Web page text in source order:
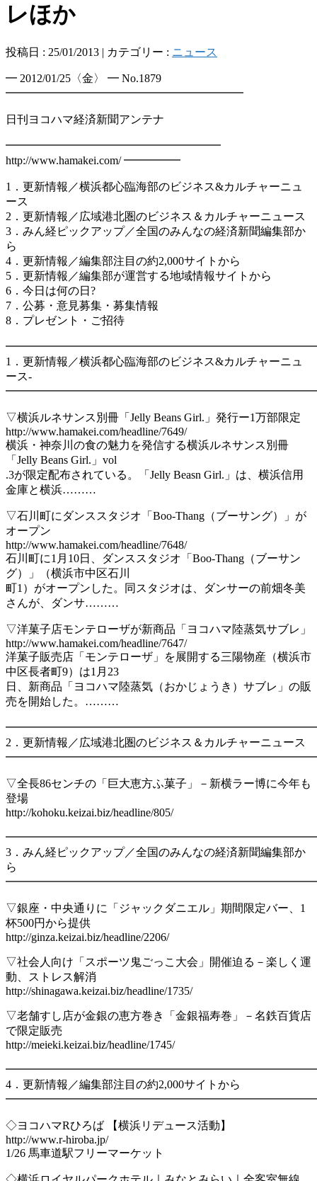
レほか
投稿日 : 25/01/2013 | カテゴリー : ニュース
━ 2012/01/25〈金〉 ━ No.1879
━━━━━━━━━━━━━━━━━━━━━
日刊ヨコハマ経済新聞アンテナ
━━━━━━━━━━━━━━━━━━━
http://www.hamakei.com/ ━━━━━
1．更新情報／横浜都心臨海部のビジネス&カルチャーニュ
ース
2．更新情報／広域港北圏のビジネス＆カルチャーニュース
3．みん経ピックアップ／全国のみんなの経済新聞編集部か
ら
4．更新情報／編集部注目の約2,000サイトから
5．更新情報／編集部が運営する地域情報サイトから
6．今日は何の日?
7．公募・意見募集・募集情報
8．プレゼント・ご招待
1．更新情報／横浜都心臨海部のビジネス&カルチャーニュ
ース-
▽横浜ルネサンス別冊「Jelly Beans Girl.」発行ー1万部限定
http://www.hamakei.com/headline/7649/
横浜・神奈川の食の魅力を発信する横浜ルネサンス別冊
「Jelly Beans Girl.」vol
.3が限定配布されている。「Jelly Beasn Girl.」は、横浜信用
金庫と横浜………
▽石川町にダンススタジオ「Boo-Thang（ブーサング）」が
オープン
http://www.hamakei.com/headline/7648/
石川町に1月10日、ダンススタジオ「Boo-Thang（ブーサン
グ）」（横浜市中区石川
町1）がオープンした。同スタジオは、ダンサーの前畑冬美
さんが、ダンサ………
▽洋菓子店モンテローザが新商品「ヨコハマ陸蒸気サブレ」
http://www.hamakei.com/headline/7647/
洋菓子販売店「モンテローザ」を展開する三陽物産（横浜市
中区長者町9）は1月23
日、新商品「ヨコハマ陸蒸気（おかじょうき）サブレ」の販
売を開始した。………
2．更新情報／広域港北圏のビジネス＆カルチャーニュース
▽全長86センチの「巨大恵方ふ菓子」－新横ラー博に今年も
登場
http://kohoku.keizai.biz/headline/805/
3．みん経ピックアップ／全国のみんなの経済新聞編集部か
ら
▽銀座・中央通りに「ジャックダニエル」期間限定バー、1
杯500円から提供
http://ginza.keizai.biz/headline/2206/
▽社会人向け「スポーツ鬼ごっこ大会」開催迫る－楽しく運
動、ストレス解消
http://shinagawa.keizai.biz/headline/1735/
▽老舗すし店が金銀の恵方巻き「金銀福寿巻」－名鉄百貨店
で限定販売
http://meieki.keizai.biz/headline/1745/
4．更新情報／編集部注目の約2,000サイトから
◇ヨコハマRひろば 【横浜リデュース活動】
http://www.r-hiroba.jp/
1/26 馬車道駅フリーマーケット